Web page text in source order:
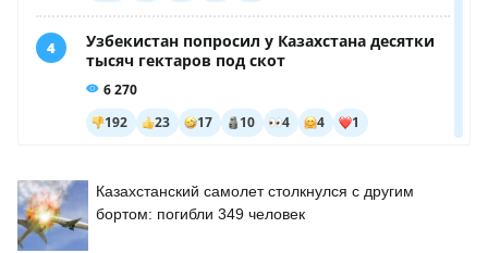
Казахстанский самолет столкнулся с другим
бортом: погибли 349 человек